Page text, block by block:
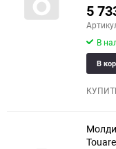
5
В
В